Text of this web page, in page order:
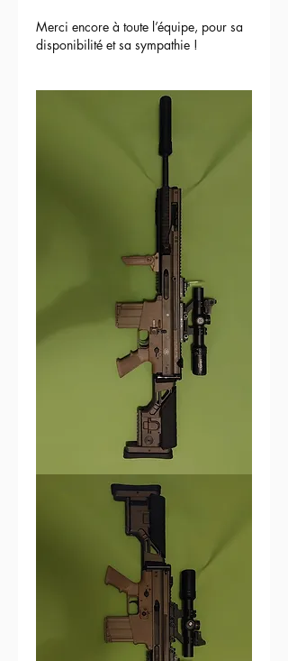
Merci encore à toute l’équipe, pour sa
disponibilité et sa sympathie !